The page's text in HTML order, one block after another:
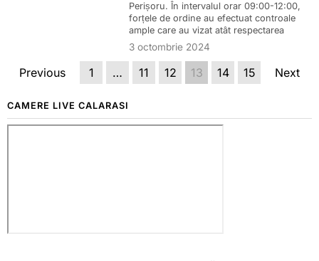
Perișoru. În intervalul orar 09:00-12:00,
forțele de ordine au efectuat controale
ample care au vizat atât respectarea
3 octombrie 2024
Previous 1 … 11 12 13 14 15 Next
CAMERE LIVE CALARASI